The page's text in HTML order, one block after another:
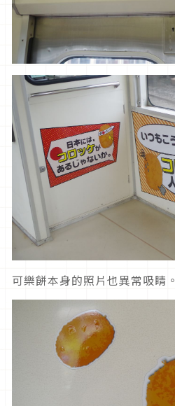
可樂餅本身的照片也異常吸睛。